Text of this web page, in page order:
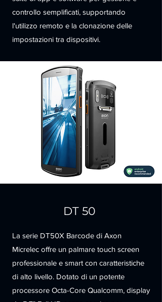
controllo semplificati, supportando
l'utilizzo remoto e la clonazione delle
impostazioni tra dispositivi.
DT 50
La serie DT50X Barcode di Axon
Micrelec offre un palmare touch screen
professionale e smart con caratteristiche
di alto livello. Dotato di un potente
processore Octa-Core Qualcomm, display